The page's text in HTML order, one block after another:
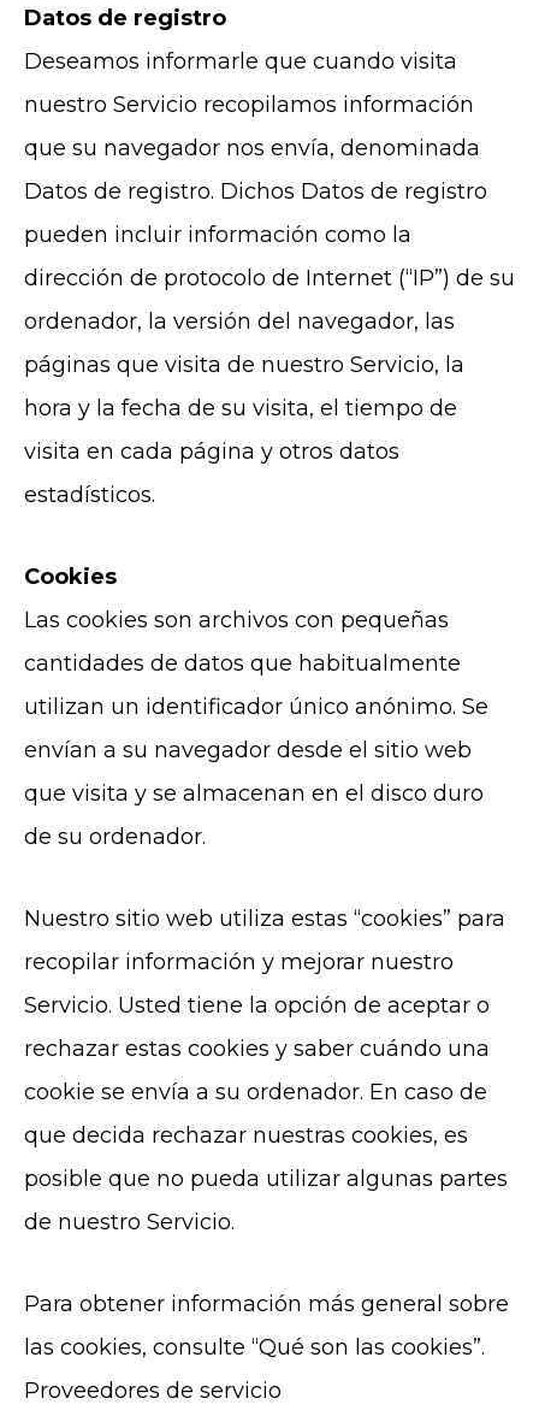
Datos de registro
Deseamos informarle que cuando visita
nuestro Servicio recopilamos información
que su navegador nos envía, denominada
Datos de registro. Dichos Datos de registro
pueden incluir información como la
dirección de protocolo de Internet (“IP”) de su
ordenador, la versión del navegador, las
páginas que visita de nuestro Servicio, la
hora y la fecha de su visita, el tiempo de
visita en cada página y otros datos
estadísticos.
Cookies
Las cookies son archivos con pequeñas
cantidades de datos que habitualmente
utilizan un identificador único anónimo. Se
envían a su navegador desde el sitio web
que visita y se almacenan en el disco duro
de su ordenador.
Nuestro sitio web utiliza estas “cookies” para
recopilar información y mejorar nuestro
Servicio. Usted tiene la opción de aceptar o
rechazar estas cookies y saber cuándo una
cookie se envía a su ordenador. En caso de
que decida rechazar nuestras cookies, es
posible que no pueda utilizar algunas partes
de nuestro Servicio.
Para obtener información más general sobre
las cookies, consulte “Qué son las cookies”.
Proveedores de servicio